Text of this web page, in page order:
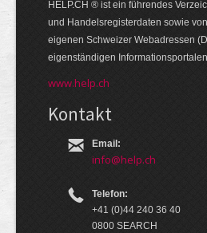
HELP.CH ® ist ein führendes
und Handels­register­daten so­wie
eige­nen Schweizer Web­adressen
eigen­ständigen
www.help.ch
Kontakt
Email:
info@help.ch
Telefon:
+41 (0)44 240 36 40
0800 SEARCH